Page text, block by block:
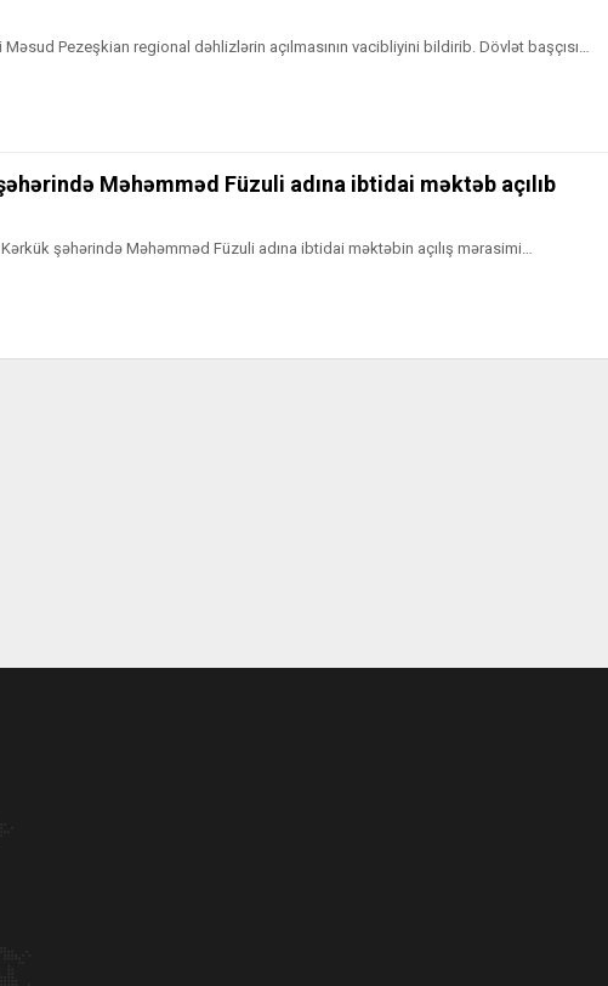
Pezeşkian regional dəhlizlərin açılmasının vacibliyini bildirib. Dövlət başçısı…
Məhəmməd Füzuli adına ibtidai məktəb açılıb
şəhərində Məhəmməd Füzuli adına ibtidai məktəbin açılış mərasimi…